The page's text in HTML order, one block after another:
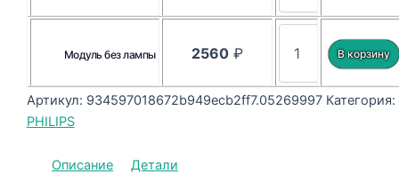
Модуль без лампы 2560₽
Артикул: 934597018672b949ecb2ff7.05269997 Категория:
PHILIPS
Описание Детали